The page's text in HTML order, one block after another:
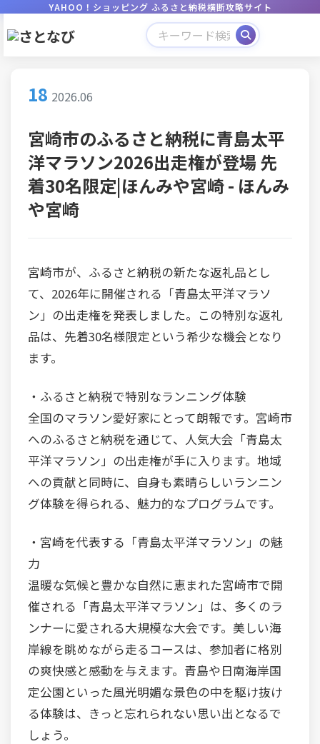
YAHOO！ショッピング ふるさと納税横断攻略サイト
18 2026.06
宮崎市のふるさと納税に青島太平
洋マラソン2026出走権が登場 先
着30名限定|ほんみや宮崎 - ほんみ
や宮崎
宮崎市が、ふるさと納税の新たな返礼品とし
て、2026年に開催される「青島太平洋マラソ
ン」の出走権を発表しました。この特別な返礼
品は、先着30名様限定という希少な機会となり
ます。
・ふるさと納税で特別なランニング体験
全国のマラソン愛好家にとって朗報です。宮崎市
へのふるさと納税を通じて、人気大会「青島太
平洋マラソン」の出走権が手に入ります。地域
への貢献と同時に、自身も素晴らしいランニン
グ体験を得られる、魅力的なプログラムです。
・宮崎を代表する「青島太平洋マラソン」の魅
力
温暖な気候と豊かな自然に恵まれた宮崎市で開
催される「青島太平洋マラソン」は、多くのラ
ンナーに愛される大規模な大会です。美しい海
岸線を眺めながら走るコースは、参加者に格別
の爽快感と感動を与えます。青島や日南海岸国
定公園といった風光明媚な景色の中を駆け抜け
る体験は、きっと忘れられない思い出となるで
しょう。